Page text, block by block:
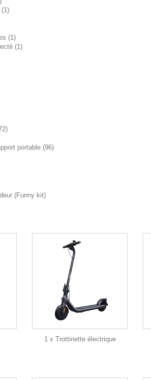
(1)
(1)
portable (96)
(Funny kit)
1 x Trottinette électrique